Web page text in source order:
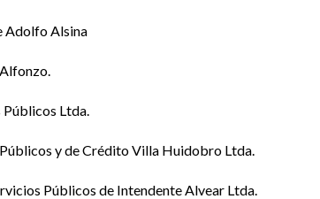
Adolfo Alsina
Ltda.
y de Crédito Villa Huidobro Ltda.
Públicos de Intendente Alvear Ltda.